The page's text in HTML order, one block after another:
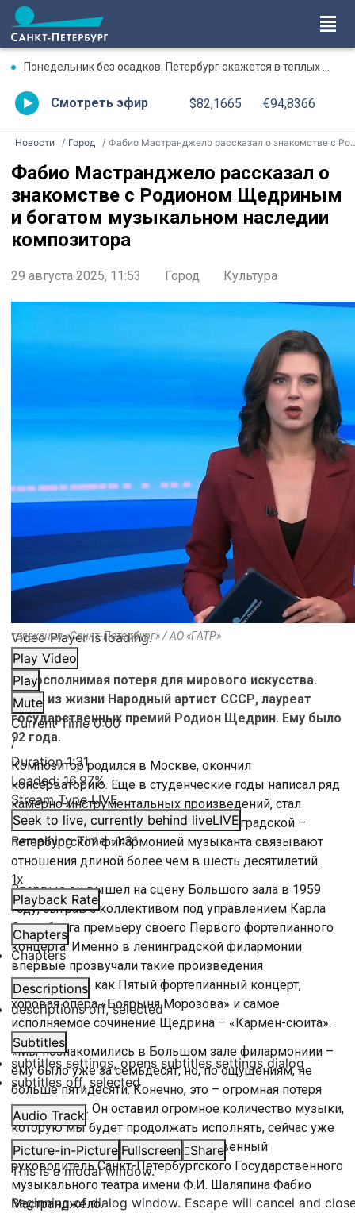
Понедельник без осадков: Петербург окажется в теплых объятиях
Смотреть эфир $82,1665 €94,8366
Новости Город Фабио Мастранджело рассказал о знакомстве с Родионом Щедриным и богатом музыкальном наследии композитора
Фабио Мастранджело рассказал о
знакомстве с Родионом Щедриным
и богатом музыкальном наследии
композитора
29 августа 2025, 11:53 Город Культура
Video Player is loading.
Play Video
Play
Mute
Current Time0:00
/
Duration1:31
Loaded:16.97%
Stream TypeLIVE
Seek to live, currently behind liveLIVE
Remaining Time-1:31
1x
Playback Rate
Chapters
Chapters
Descriptions
descriptions off, selected
Subtitles
subtitles settings, opens subtitles settings dialog
subtitles off, selected
Audio Track
Picture-in-Picture Fullscreen
Share
This is a modal window.
Beginning of dialog window. Escape will cancel and
телеканал «Санкт-Петербург» / АО «ГАТР»
Невосполнимая потеря для мирового искусства.
Ушел из жизни Народный артист СССР, лауреат
государственных премий Родион Щедрин. Ему было
92 года.
Композитор родился в Москве, окончил
консерваторию. Еще в студенческие годы написал ряд
камерно-инструментальных произведений, стал
членом союза композиторов. С Ленинградской –
петербургской филармонией музыканта связывают
отношения длиной более чем в шесть десятилетий.
Впервые он вышел на сцену Большого зала в 1959
году, сыграв с коллективом под управлением Карла
Элиасберга премьеру своего Первого фортепианного
концерта. Именно в ленинградской филармонии
впервые прозвучали такие произведения
композитора, как Пятый фортепианный концерт,
хоровая опера «Боярыня Морозова» и самое
исполняемое сочинение Щедрина – «Кармен-сюита».
«Мы познакомились в Большом зале филармониии –
ему было уже за семьдесят, но, по ощущениям, не
больше пятидесяти. Конечно, это – огромная потеря
для всех нас. Он оставил огромное количество музыки,
которую мы будет продолжать исполнять, сейчас уже
– в его честь», – отметил художественный
руководитель Санкт-Петербургского Государственного
музыкального театра имени Ф.И. Шаляпина Фабио
Мастранджело.